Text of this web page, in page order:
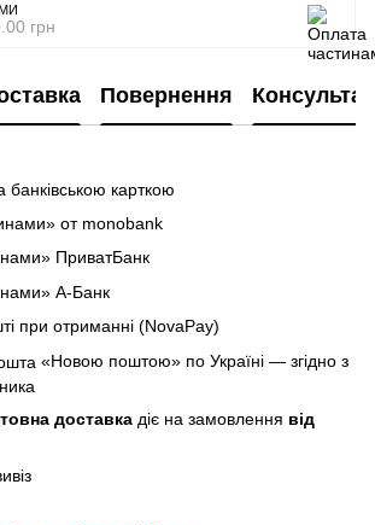
грн
Повернення
карткою
от monobank
ПриватБанк
А-Банк
при отриманні (NovaPay)
«Новою поштою» по Україні — згідно з
доставка діє на замовлення від